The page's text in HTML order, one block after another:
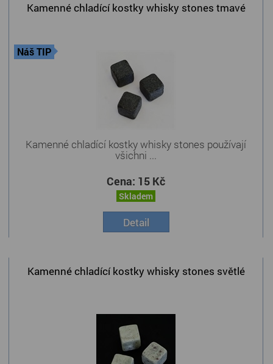
Kamenné chladící kostky whisky stones tmavé
Náš TIP
Kamenné chladící kostky whisky stones používají
všichni ...
Cena: 15 Kč
Skladem
Detail
Kamenné chladící kostky whisky stones světlé